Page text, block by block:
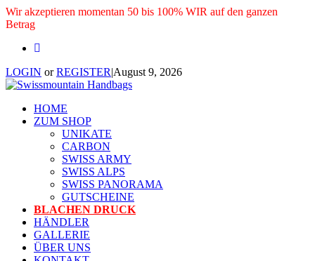
Wir akzeptieren momentan 50 bis 100% WIR auf den ganzen
Betrag
LOGIN orREGISTER|August 9, 2026
HOME
ZUM SHOP
UNIKATE
CARBON
SWISS ARMY
SWISS ALPS
SWISS PANORAMA
GUTSCHEINE
BLACHEN DRUCK
HÄNDLER
GALLERIE
ÜBER UNS